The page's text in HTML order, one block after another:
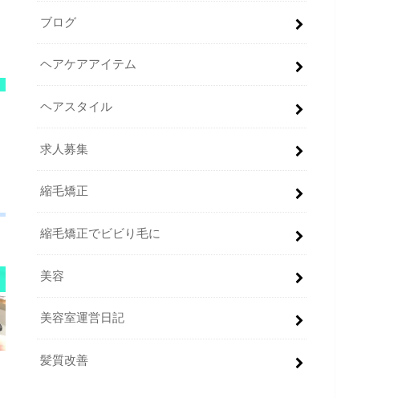
ブログ
ヘアケアアイテム
ヘアスタイル
求人募集
縮毛矯正
縮毛矯正でビビり毛に
美容
美容室運営日記
髪質改善